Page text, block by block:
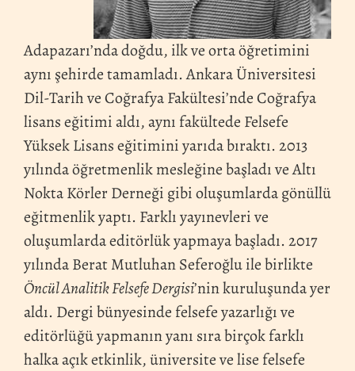
Adapazarı’nda doğdu, ilk ve orta öğretimini
aynı şehirde tamamladı. Ankara Üniversitesi
Dil-Tarih ve Coğrafya Fakültesi’nde Coğrafya
lisans eğitimi aldı, aynı fakültede Felsefe
Yüksek Lisans eğitimini yarıda bıraktı. 2013
yılında öğretmenlik mesleğine başladı ve Altı
Nokta Körler Derneği gibi oluşumlarda gönüllü
eğitmenlik yaptı. Farklı yayınevleri ve
oluşumlarda editörlük yapmaya başladı. 2017
yılında Berat Mutluhan Seferoğlu ile birlikte
Öncül Analitik Felsefe Dergisi’nin kuruluşunda yer
aldı. Dergi bünyesinde felsefe yazarlığı ve
editörlüğü yapmanın yanı sıra birçok farklı
halka açık etkinlik, üniversite ve lise felsefe